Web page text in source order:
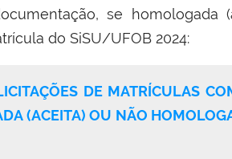
se homologada
do SiSU/UFOB 2024:
DE MATRÍCULAS
(ACEITA) OU NÃO